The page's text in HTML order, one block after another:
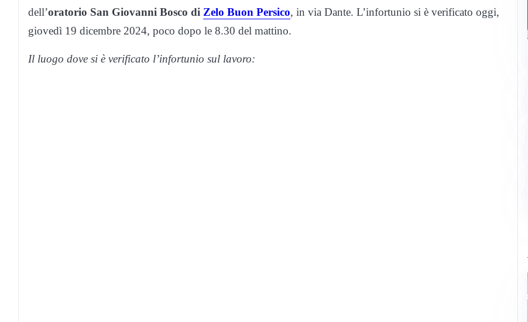
dell’oratorio San Giovanni Bosco di Zelo Buon Persico, in via Dante. L’infortunio si è verificato oggi,
giovedì 19 dicembre 2024, poco dopo le 8.30 del mattino.
Il luogo dove si è verificato l’infortunio sul lavoro: